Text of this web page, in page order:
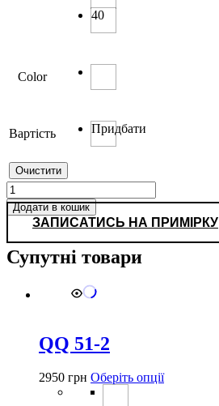
40
Color
Вартість Придбати
Очистити
F
11-
3
кількість
Додати в кошик
ЗАПИСАТИСЬ НА ПРИМІРКУ
Супутні товари
QQ 51-2
2950 грн Оберіть опціїЦей